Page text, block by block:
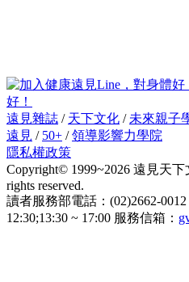
好！
遠見雜誌 / 天下文化 / 未來親子
遠見 / 50+ /領導影響力學院
隱私權政策
Copyright© 1999~2026 遠見天
rights reserved.
讀者服務部電話：(02)2662-
12:30;13:30 ~ 17:00 服務信箱：